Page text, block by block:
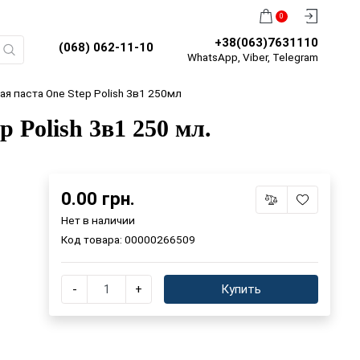
(068) 062-11-10
0
+38(063)7631110
WhatsApp, Viber, Telegram
паста One Step Polish 3в1 250мл
Polish 3в1 250 мл.
0.00 грн.
Нет в наличии
Код товара: 00000266509
- + Купить